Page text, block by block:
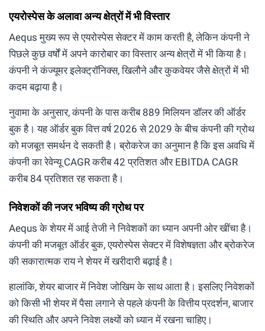
एयरोस्पेस के अलावा अन्य क्षेत्रों में भी विस्तार
Aequs मुख्य रूप से एयरोस्पेस सेक्टर में काम करती है, लेकिन कंपनी ने
पिछले कुछ वर्षों में अपने कारोबार का विस्तार अन्य क्षेत्रों में भी किया है।
कंपनी ने कंज्यूमर इलेक्ट्रॉनिक्स, खिलौने और कुकवेयर जैसे क्षेत्रों में भी
कदम बढ़ाया है।
नुवामा के अनुसार, कंपनी के पास करीब 889 मिलियन डॉलर की ऑर्डर
बुक है। यह ऑर्डर बुक वित्त वर्ष 2026 से 2029 के बीच कंपनी की ग्रोथ
को मजबूत समर्थन दे सकती है। ब्रोकरेज का अनुमान है कि इस अवधि में
कंपनी का रेवेन्यू CAGR करीब 42 प्रतिशत और EBITDA CAGR
करीब 84 प्रतिशत रह सकता है।
निवेशकों की नजर भविष्य की ग्रोथ पर
Aequs के शेयर में आई तेजी ने निवेशकों का ध्यान अपनी ओर खींचा है।
कंपनी की मजबूत ऑर्डर बुक, एयरोस्पेस सेक्टर में विशेषज्ञता और ब्रोकरेज
की सकारात्मक राय ने शेयर में खरीदारी बढ़ाई है।
हालांकि, शेयर बाजार में निवेश जोखिम के साथ आता है। इसलिए निवेशकों
को किसी भी शेयर में पैसा लगाने से पहले कंपनी के वित्तीय प्रदर्शन, बाजार
की स्थिति और अपने निवेश लक्ष्यों को ध्यान में रखना चाहिए।